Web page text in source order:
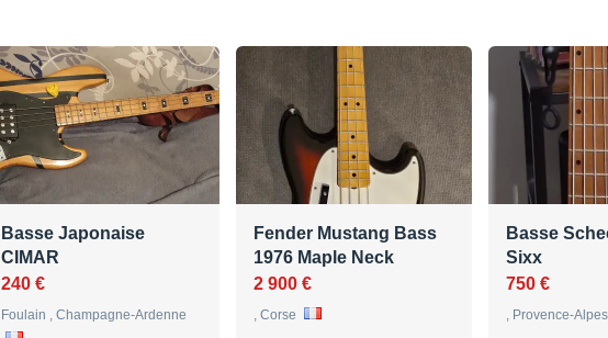
Basse Japonaise
CIMAR
240 €
Foulain , Champagne-Ardenne
Fender Mustang Bass
1976 Maple Neck
2 900 €
, Corse
Basse
Sixx
750 €
, Provence-